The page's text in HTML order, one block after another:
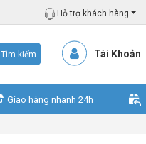
Hỗ trợ khách hàng
Tìm kiếm Tài Khoản
Giao hàng nhanh 24h